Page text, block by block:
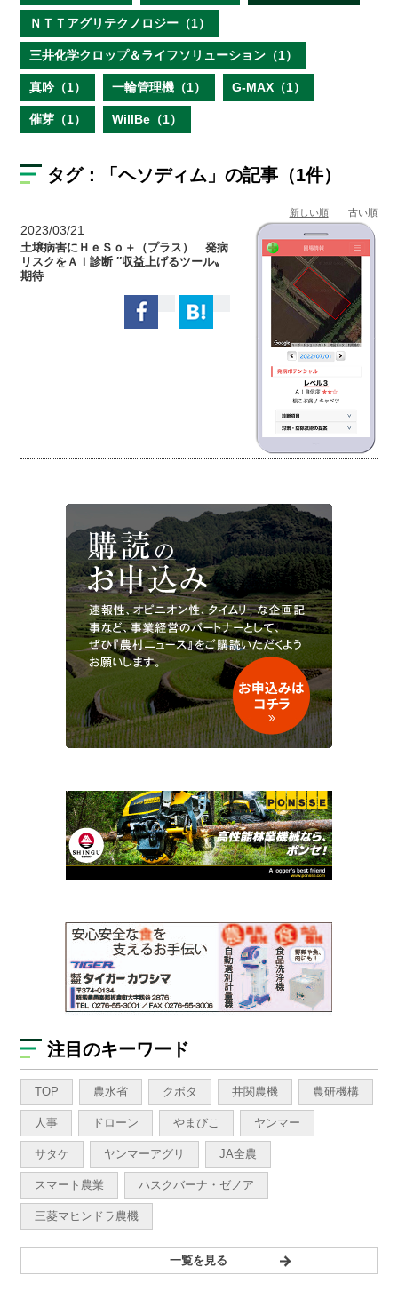
ＮＴＴアグリテクノロジー（1）
三井化学クロップ＆ライフソリューション（1）
真吟（1） 一輪管理機（1） G-MAX（1）
催芽（1） WillBe（1）
タグ： 「ヘソディム」の記事（1件）
新しい順 古い順
2023/03/21
土壌病害にＨｅＳｏ＋（プラス） 発病
リスクをＡＩ診断 ″収益上げるツール〟
期待
注目のキーワード
TOP 農水省 クボタ 井関農機 農研機構
人事 ドローン やまびこ ヤンマー
サタケ ヤンマーアグリ JA全農
スマート農業 ハスクバーナ・ゼノア
三菱マヒンドラ農機
一覧を見る